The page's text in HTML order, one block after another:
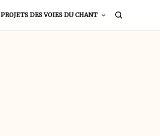
PROJETS DES VOIES DU CHANT